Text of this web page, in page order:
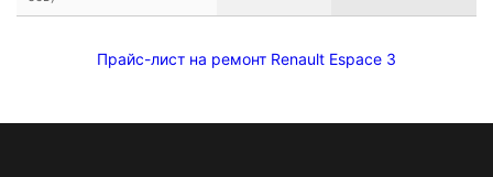
Прайс-лист на ремонт Renault Espace 3